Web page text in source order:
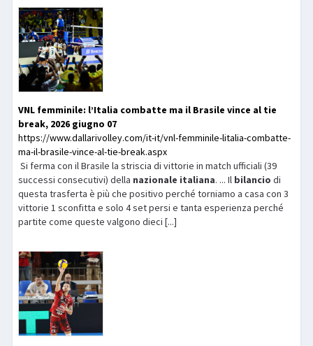
VNL femminile: l’Italia combatte ma il Brasile vince al tie
break, 2026 giugno 07
https://www.dallarivolley.com/it-it/vnl-femminile-litalia-combatte-
ma-il-brasile-vince-al-tie-break.aspx
Si ferma con il Brasile la striscia di vittorie in match ufficiali (39
successi consecutivi) della nazionale italiana. ... Il bilancio di
questa trasferta è più che positivo perché torniamo a casa con 3
vittorie 1 sconfitta e solo 4 set persi e tanta esperienza perché
partite come queste valgono dieci [...]